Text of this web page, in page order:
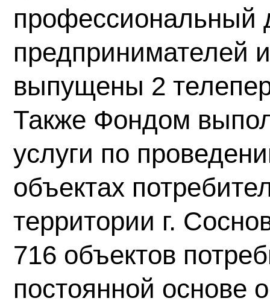
профессиональный
предпринимателей
выпущены 2
Также Фондом
услуги по
объектах
территории г.
716 объектов
постоянной основе